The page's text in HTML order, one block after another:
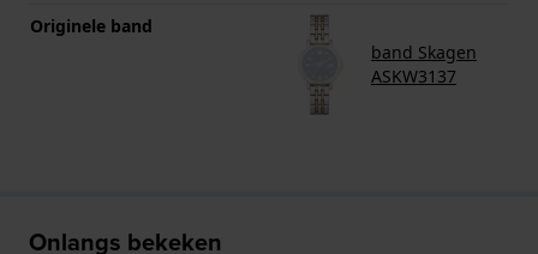
Originele band
band Skagen
ASKW3137
Onlangs bekeken